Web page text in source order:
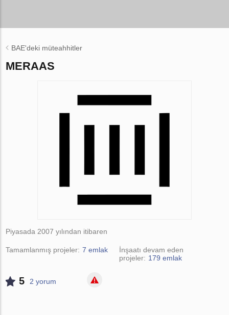
BAE'deki müteahhitler
MERAAS
Piyasada 2007 yılından itibaren
Tamamlanmış projeler: 7 emlak
İnşaatı devam eden
projeler: 179 emlak
5 2 yorum